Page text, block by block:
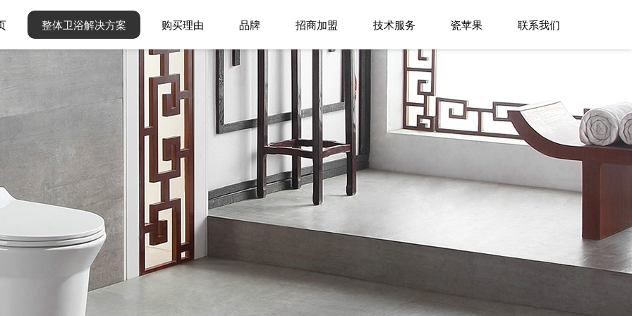
整体卫浴解决方案 购买理由 品牌 招商加盟 技术服务 瓷苹果 联系我们